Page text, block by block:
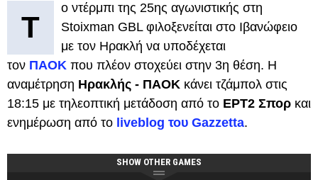
Τ
ο ντέρμπι της 25ης αγωνιστικής στη
Stoixman GBL φιλοξενείται στο Ιβανώφειο
με τον Ηρακλή να υποδέχεται
τον ΠΑΟΚ που πλέον στοχεύει στην 3η θέση. Η
αναμέτρηση Ηρακλής - ΠΑΟΚ κάνει τζάμπολ στις
18:15 με τηλεοπτική μετάδοση από το ΕΡΤ2 Σπορ και
ενημέρωση από το liveblog του Gazzetta.